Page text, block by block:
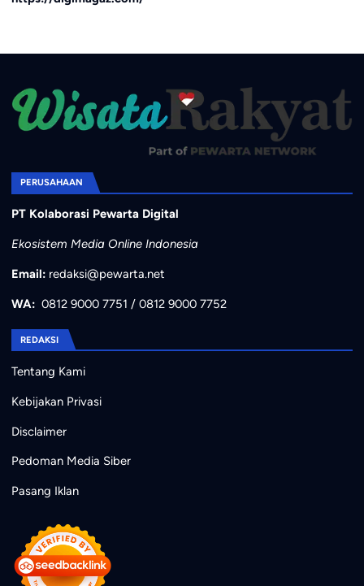
PERUSAHAAN
PT Kolaborasi Pewarta Digital
Ekosistem Media Online Indonesia
Email: redaksi@pewarta.net
WA: 0812 9000 7751 / 0812 9000 7752
REDAKSI
Tentang Kami
Kebijakan Privasi
Disclaimer
Pedoman Media Siber
Pasang Iklan